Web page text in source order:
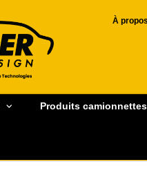
À
Produits camionnettes